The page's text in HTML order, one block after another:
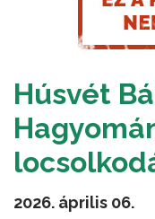
Húsvét
2026. április 06.